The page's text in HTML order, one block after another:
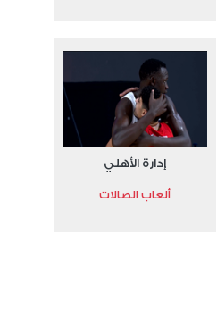
إدارة الأهلي
ألعاب الصالات